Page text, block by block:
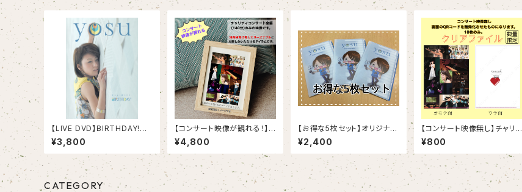
【LIVE DVD】BIRTHDAY!〜
出逢ってくれて、ありがとう〜
¥3,800
【コンサート映像が観れる！】
ポストカード
¥4,800
【お得な5枚セット】オリジナル
マルチケース
¥2,400
【コンサート映像無し】チャリテ
ィコンサート開催記念クリアフ
ァイル
¥800
CATEGORY